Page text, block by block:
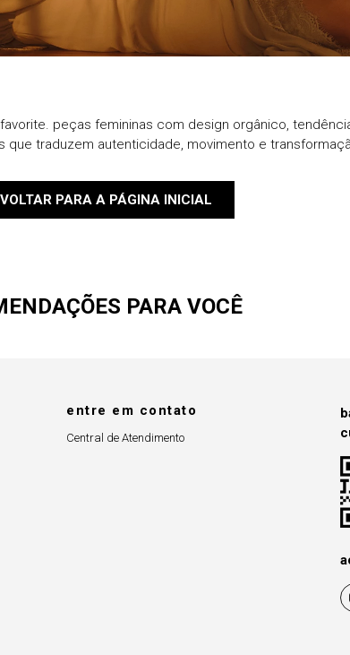
peças femininas com design orgânico,
que traduzem autenticidade, movimento e
VOLTAR PARA A PÁGINA INICIAL
PARA VOCÊ
entre em contato
Central de Atendimento